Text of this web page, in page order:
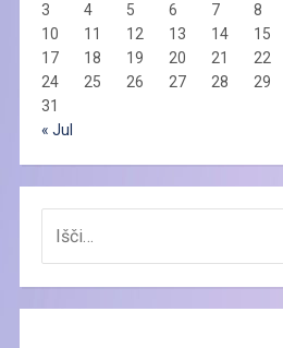
3
4 5 6 7 8
10
11 12 13 14 15
17
18 19 20 21 22
24
25 26 27 28 29
31
« Jul